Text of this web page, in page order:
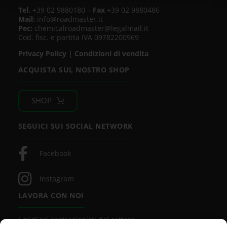
Tel. +39 02 9880180 – Fax+39 02 9880486
Mail: info@roadmaster.it
Pec: chemicalroadmaster@legalmail.it
Cod. fisc. e partita IVA 09782200969
Privacy Policy| Condizioni di vendita
ACQUISTA SUL NOSTRO SHOP
SHOP
SEGUICI SUI SOCIAL NETWORK
Facebook
Instagram
LAVORA CON NOI
I migliori professionisti del settore